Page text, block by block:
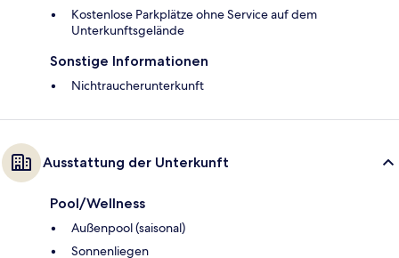
Kostenlose Parkplätze ohne Service auf dem
Unterkunftsgelände
Sonstige Informationen
Nichtraucherunterkunft
Ausstattung der Unterkunft
Pool/Wellness
Außenpool (saisonal)
Sonnenliegen